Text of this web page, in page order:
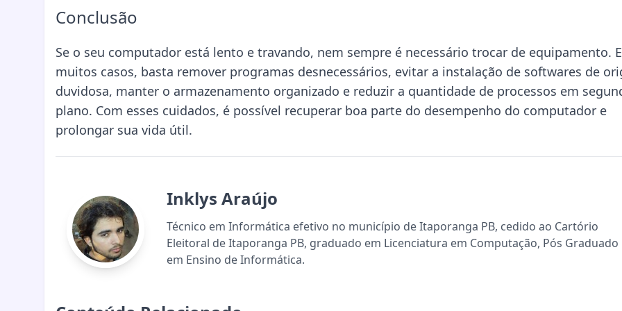
Conclusão
Se o seu computador está lento e travando, nem sempre é necessário trocar de equipamento.
muitos casos, basta remover programas desnecessários, evitar a instalação de softwares de
duvidosa, manter o armazenamento organizado e reduzir a quantidade de processos em
plano. Com esses cuidados, é possível recuperar boa parte do desempenho do computador e
prolongar sua vida útil.
Inklys Araújo
Técnico em Informática efetivo no município de Itaporanga PB, cedido ao Cartório
Eleitoral de Itaporanga PB, graduado em Licenciatura em Computação, Pós Graduado
em Ensino de Informática.